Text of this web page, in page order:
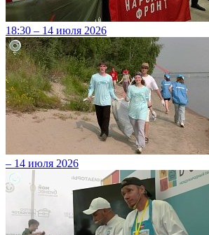
18:30 – 14 июля 2026
– 14 июля 2026